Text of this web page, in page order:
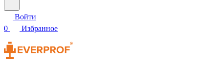
Войти
0
Избранное